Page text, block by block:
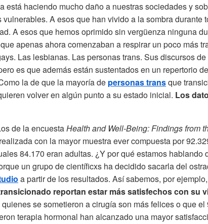
está haciendo mucho daño a nuestras sociedades y
vulnerables. A esos que han vivido a la sombra durante
A esos que hemos oprimido sin vergüenza ninguna
apenas ahora comenzaban a respirar un poco más
Las lesbianas. Las personas trans. Sus discursos
es que además están sustentados en un repertorio
la de que la mayoría de personas transque
volver en algún punto a su estado inicial. Los
de la encuestaHealth and Well-Being: Findings from
con la mayor muestra ever compuesta por
84.170 eran adultas. ¿Y por qué estamos hablando
un grupo de científicxs ha decidido sacarla del
a partir de los resultados. Así sabemos, por
reportan estar más satisfechos con su
se sometieron a cirugía son más felices o que el
terapia hormonal han alcanzado una mayor